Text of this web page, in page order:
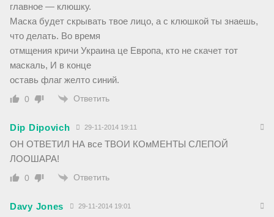
главное — клюшку.
Маска будет скрывать твое лицо, а с клюшкой ты знаешь,
что делать. Во время
отмщения кричи Украина це Европа, кто не скачет тот
маскаль, И в конце
оставь флаг желто синий.
0 Ответить
Dip Dipovich 29-11-2014 19:11
ОН ОТВЕТИЛ НА все ТВОИ КОмМЕНТЫ СЛЕПОЙ
ЛООШАРА!
0 Ответить
Davy Jones 29-11-2014 19:01